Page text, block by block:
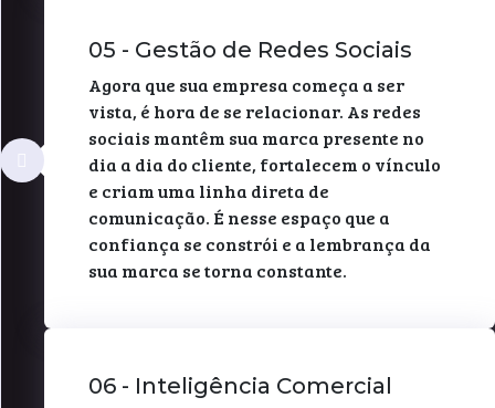
05 - Gestão de Redes Sociais
Agora que sua empresa começa a ser
vista, é hora de se relacionar. As redes
sociais mantêm sua marca presente no
dia a dia do cliente, fortalecem o vínculo
e criam uma linha direta de
comunicação. É nesse espaço que a
confiança se constrói e a lembrança da
sua marca se torna constante.
06 - Inteligência Comercial